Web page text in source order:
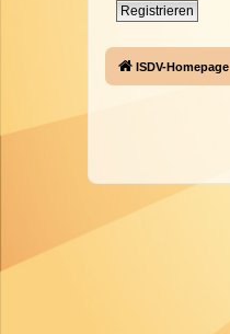
Registrieren
ISDV-Homepage